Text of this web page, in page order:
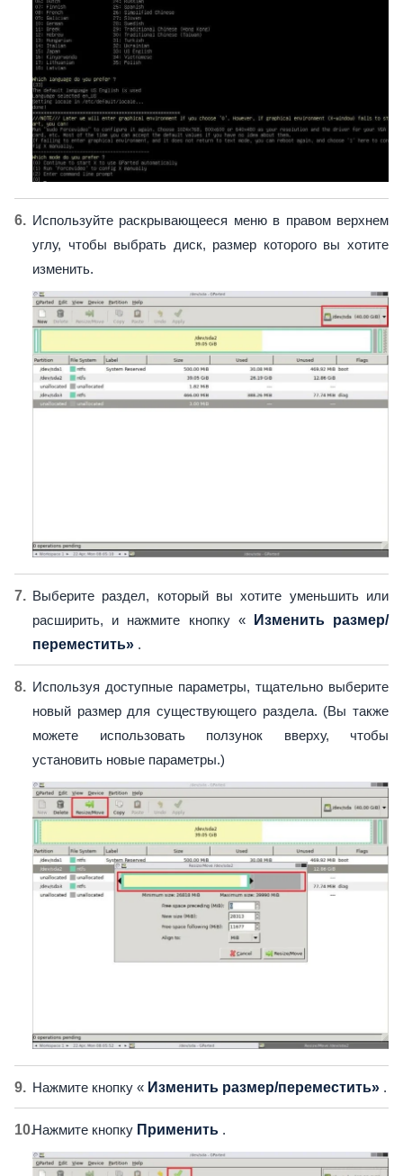
Используйте раскрывающееся меню в правом верхнем
углу, чтобы выбрать диск, размер которого вы хотите
изменить.
Выберите раздел, который вы хотите уменьшить или
расширить, и нажмите кнопку «
Изменить размер/
переместить» .
Используя доступные параметры, тщательно выберите
новый размер для существующего раздела. (Вы также
можете использовать ползунок вверху, чтобы
установить новые параметры.)
Нажмите кнопку « Изменить размер/переместить» .
Нажмите кнопку Применить .